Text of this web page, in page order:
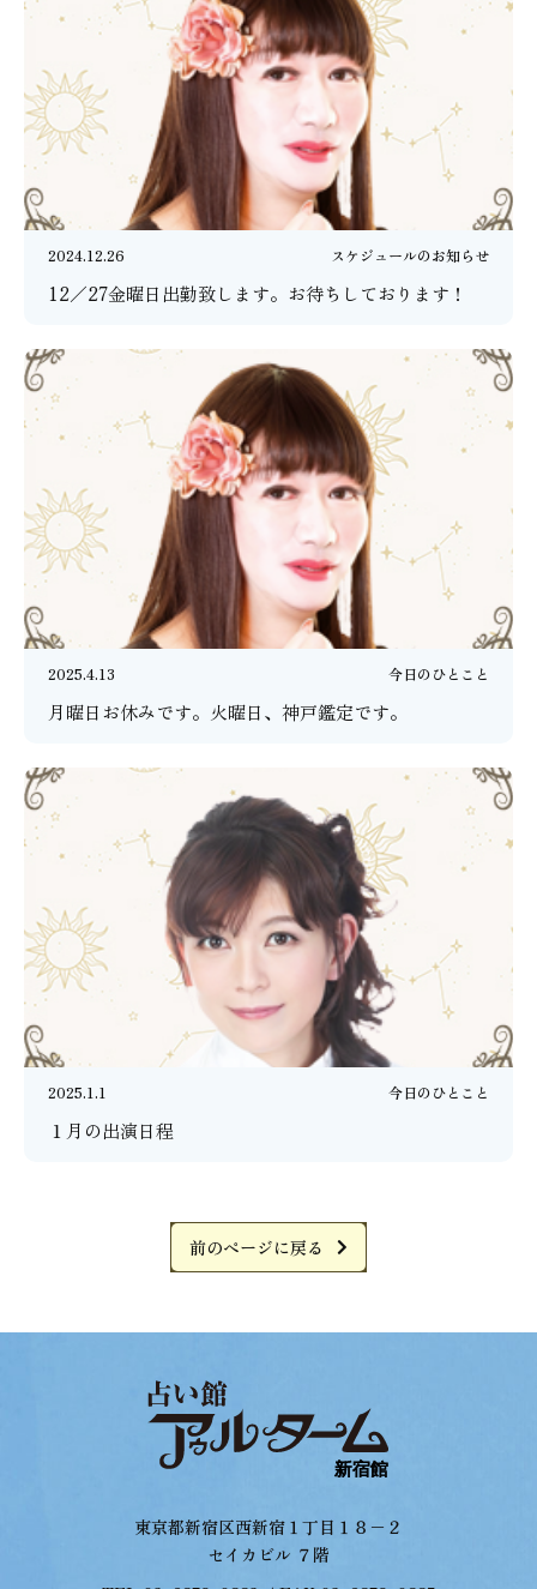
2024.12.26 スケジュールのお知らせ
12／27金曜日出勤致します。お待ちしております！
2025.4.13 今日のひとこと
月曜日お休みです。火曜日、神戸鑑定です。
2025.1.1 今日のひとこと
１月の出演日程
前のページに戻る
東京都新宿区西新宿１丁目１８−２
セイカビル ７階